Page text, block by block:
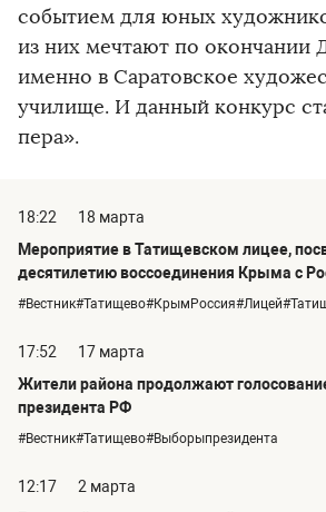
событием для юных
из них мечтают по окончании
именно в Саратовское
училище. И данный конкурс
пера».
18:22
18 марта
Мероприятие в Татищевском лицее,
десятилетию воссоединения Крыма с
17:52
17 марта
Жители района продолжают
президента РФ
#Вестник#Татищево#Выборыпрезидента
12:17
2 марта